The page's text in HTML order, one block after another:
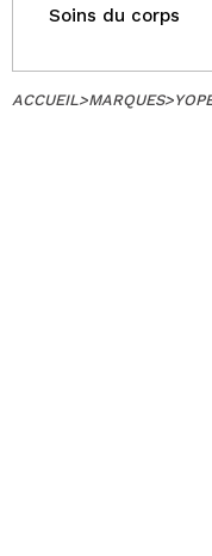
Soins du corps
ACCUEIL>MARQUES>